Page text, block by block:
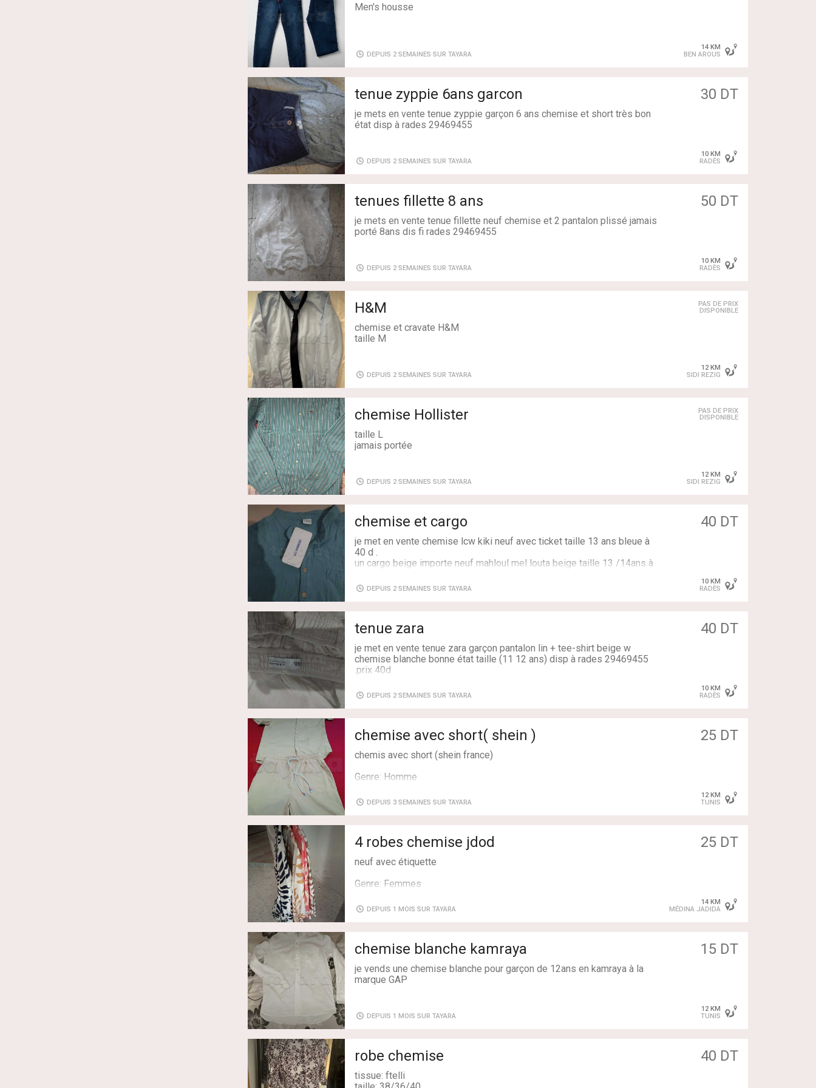
Men's housse
DEPUIS 2 SEMAINES SUR TAYARA
14 KM
BEN AROUS
tenue zyppie 6ans garcon 30 DT
je mets en vente tenue zyppie garçon 6 ans chemise et short très bon
état disp à rades 29469455
Genre: Garçon
Livraison: Oui
DEPUIS 2 SEMAINES SUR TAYARA
10 KM
RADÈS
tenues fillette 8 ans 50 DT
je mets en vente tenue fillette neuf chemise et 2 pantalon plissé jamais
porté 8ans dis fi rades 29469455
Genre: Fille
Livraison: Oui
DEPUIS 2 SEMAINES SUR TAYARA
10 KM
RADÈS
H&M
PAS DE PRIX
DISPONIBLE
chemise et cravate H&M
taille M
Taille: 38/M
Livraison: Oui
DEPUIS 2 SEMAINES SUR TAYARA
12 KM
SIDI REZIG
chemise Hollister
PAS DE PRIX
DISPONIBLE
taille L
jamais portée
Taille: 40/L
Livraison: Oui
DEPUIS 2 SEMAINES SUR TAYARA
12 KM
SIDI REZIG
chemise et cargo 40 DT
je met en vente chemise lcw kiki neuf avec ticket taille 13 ans bleue à
40 d .
un cargo beige importe neuf mahloul mel louta beige taille 13 /14ans à
Age: 12-14
Etat: Neuf avec étiquette
DEPUIS 2 SEMAINES SUR TAYARA
10 KM
RADÈS
tenue zara 40 DT
je met en vente tenue zara garçon pantalon lin + tee-shirt beige w
chemise blanche bonne état taille (11 12 ans) disp à rades 29469455
.prix 40d
Age: 12-14
Genre: Garçon
Couleur: Beige
DEPUIS 2 SEMAINES SUR TAYARA
10 KM
RADÈS
chemise avec short( shein ) 25 DT
chemis avec short (shein france)
Genre: Homme
Livraison: Non
Etat: Très bon état
DEPUIS 3 SEMAINES SUR TAYARA
12 KM
TUNIS
4 robes chemise jdod 25 DT
neuf avec étiquette
Genre: Femmes
Livraison: Non
Etat: Neuf avec étiquette
DEPUIS 1 MOIS SUR TAYARA
14 KM
MÉDINA JADIDA
chemise blanche kamraya 15 DT
je vends une chemise blanche pour garçon de 12ans en kamraya à la
marque GAP
Genre: Homme
Etat: Très bon état
DEPUIS 1 MOIS SUR TAYARA
12 KM
TUNIS
robe chemise 40 DT
tissue: ftelli